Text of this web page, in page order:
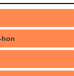
hon